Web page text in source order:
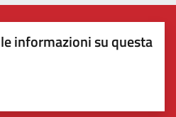
informazioni su questa
su 5
su 5